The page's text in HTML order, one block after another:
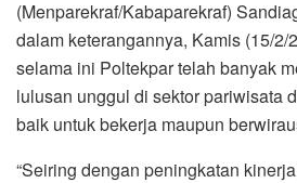
(Menparekraf/Kabaparekraf)
dalam keterangannya, Kamis (15/2/
selama ini Poltekpar telah banyak
lulusan unggul di sektor pariwisata
baik untuk bekerja maupun
“Seiring dengan peningkatan